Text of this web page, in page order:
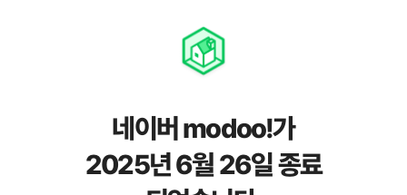
네이버 modoo!가
2025년 6월 26일 종료